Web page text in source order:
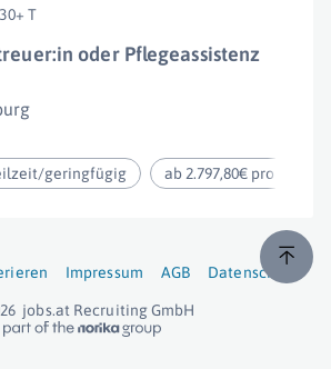
T
oder Pflegeassistenz
geringfügig ab 2.797,80€ pro Jahr
Impressum AGB Datenschutz
jobs.at Recruiting GmbH